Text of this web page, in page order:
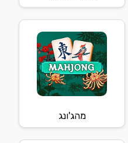
מהג'ונג